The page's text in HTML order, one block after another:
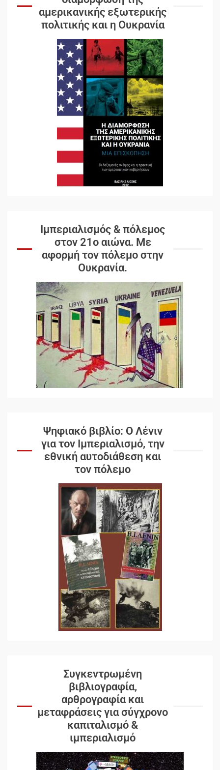
αμερικανικής εξωτερικής
πολιτικής και η Ουκρανία
Ιμπεριαλισμός & πόλεμος
στον 21ο αιώνα. Mε
αφορμή τον πόλεμο στην
Ουκρανία.
Ψηφιακό βιβλίο: Ο Λένιν
για τον Ιμπεριαλισμό, την
εθνική αυτοδιάθεση και
τον πόλεμο
Συγκεντρωμένη
βιβλιογραφία,
αρθρογραφία και
μεταφράσεις για σύγχρονο
καπιταλισμό &
ιμπεριαλισμό